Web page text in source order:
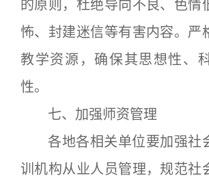
的原则，杜绝导向不良、色情
怖、封建迷信等有害内容。严
教学资源，确保其思想性、
性。
七、加强师资管理
各地各相关单位要加强社
训机构从业人员管理，规范社